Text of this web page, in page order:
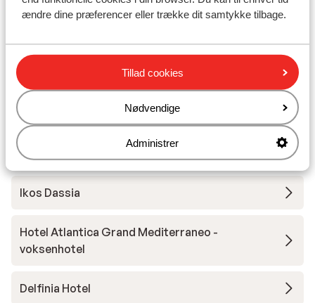
ændre dine præferencer eller trække dit samtykke tilbage.
Tillad cookies
Nødvendige
Administrer
Lejligheder Dionisos
Lejligheder Ippocrates
Ikos Dassia
Hotel Atlantica Grand Mediterraneo -
voksenhotel
Delfinia Hotel